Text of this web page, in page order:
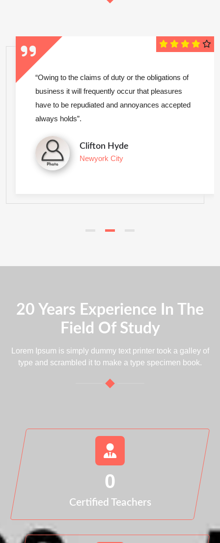
“Owing to the claims of duty or the obligations of
business it will frequently occur that pleasures
have to be repudiated and annoyances accepted
always holds”.
Clifton Hyde
Newyork City
20 Years Experience In The
Field Of Study
Lorem Ipsum is simply dummy text printer took a galley of
type and scrambled it to make a type specimen book.
0
Certified Teachers